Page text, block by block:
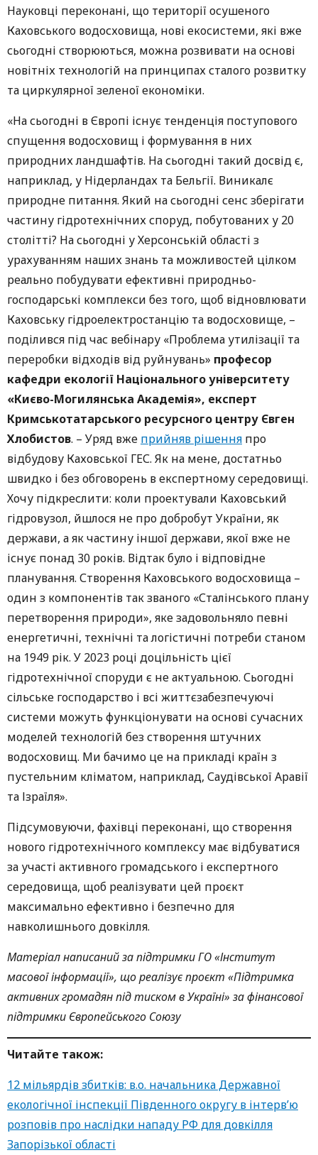
Науковці переконані, що території осушеного
Каховського водосховища, нові екосистеми, які вже
сьогодні створюються, можна розвивати на основі
новітніх технологій на принципах сталого розвитку
та циркулярної зеленої економіки.
«На сьогодні в Європі існує тенденція поступового
спущення водосховищ і формування в них
природних ландшафтів. На сьогодні такий досвід є,
наприклад, у Нідерландах та Бельгії. Виникалє
природне питання. Який на сьогодні сенс зберігати
частину гідротехнічних споруд, побутованих у 20
столітті? На сьогодні у Херсонській області з
урахуванням наших знань та можливостей цілком
реально побудувати ефективні природньо-
господарські комплекси без того, щоб відновлювати
Каховську гідроелектростанцію та водосховище, –
поділився під час вебінару «Проблема утилізації та
переробки відходів від руйнувань» професор
кафедри екології Національного університету
«Києво-Могилянська Академія», експерт
Кримськотатарського ресурсного центру Євген
Хлобистов. – Уряд вже прийняв рішення про
відбудову Каховської ГЕС. Як на мене, достатньо
швидко і без обговорень в експертному середовищі.
Хочу підкреслити: коли проектували Каховський
гідровузол, йшлося не про добробут України, як
держави, а як частину іншої держави, якої вже не
існує понад 30 років. Відтак було і відповідне
планування. Створення Каховського водосховища –
один з компонентів так званого «Сталінського плану
перетворення природи», яке задовольняло певні
енергетичні, технічні та логістичні потреби станом
на 1949 рік. У 2023 році доцільність цієї
гідротехнічної споруди є не актуальною. Сьогодні
сільське господарство і всі життєзабезпечуючі
системи можуть функціонувати на основі сучасних
моделей технологій без створення штучних
водосховищ. Ми бачимо це на прикладі країн з
пустельним кліматом, наприклад, Саудівської Аравії
та Ізраїля».
Підсумовуючи, фахівці переконані, що створення
нового гідротехнічного комплексу має відбуватися
за участі активного громадського і експертного
середовища, щоб реалізувати цей проєкт
максимально ефективно і безпечно для
навколишнього довкілля.
Матеріал написаний за підтримки ГО «Інститут
масової інформації», що реалізує проєкт «Підтримка
активних громадян під тиском в Україні» за фінансової
підтримки Європейського Союзу
Читайте також:
12 мільярдів збитків: в.о. начальника Державної
екологічної інспекції Південного округу в інтерв’ю
розповів про наслідки нападу РФ для довкілля
Запорізької області